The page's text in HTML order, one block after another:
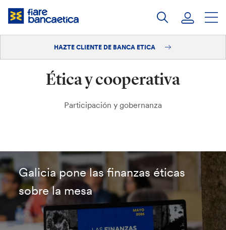
Saltar
Hazte cliente
HAZTE CLIENTE DE BANCA ETICA
Ética y cooperativa
Participación y gobernanza
Galicia pone las finanzas éticas
sobre la mesa